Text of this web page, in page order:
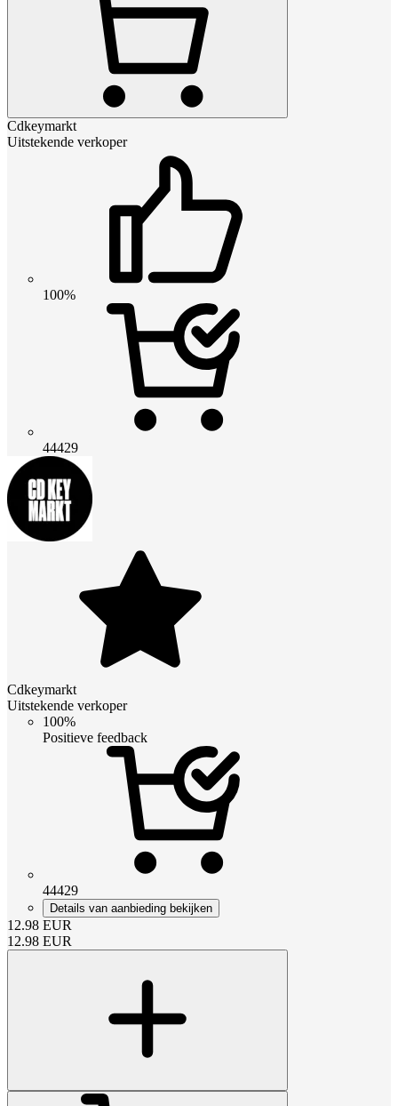
Cdkeymarkt
Uitstekende verkoper
100%
44429
Cdkeymarkt
Uitstekende verkoper
100%
Positieve feedback
44429
Details van aanbieding bekijken
12.98 EUR
12.98 EUR